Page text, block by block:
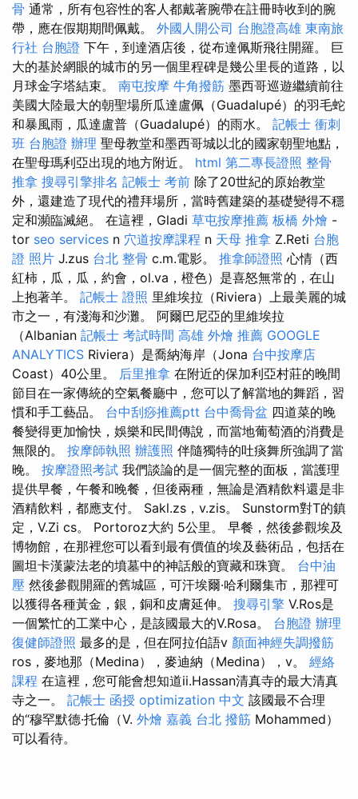
骨 通常，所有包容性的客人都戴著腕帶在註冊時收到的腕
帶，應在假期期間佩戴。 外國人開公司 台胞證高雄 東南旅
行社 台胞證 下午，到達酒店後，從布達佩斯飛往開羅。 巨
大的基於網眼的城市的另一個里程碑是幾公里長的道路，以
月球金字塔結束。 南屯按摩 牛角撥筋 墨西哥巡遊繼續前往
美國大陸最大的朝聖場所瓜達盧佩（Guadalupé）的羽毛蛇
和暴風雨，瓜達盧普（Guadalupé）的雨水。 記帳士 衝刺
班 台胞證 辦理 聖母教堂和墨西哥城以北的國家朝聖地點，
在聖母瑪利亞出現的地方附近。 html 第二專長證照 整骨
推拿 搜尋引擎排名 記帳士 考前 除了20世紀的原始教堂
外，還建造了現代的禮拜場所，當時舊建築的基礎變得不穩
定和瀕臨滅絕。 在這裡，Gladi 草屯按摩推薦 板橋 外燴 -
tor seo services n 穴道按摩課程 n 天母 推拿 Z.Reti 台胞
證 照片 J.zus 台北 整骨 c.m.電影。 推拿師證照 心情（西
紅柿，瓜，瓜，約會，ol.va，橙色）是喜怒無常的，在山
上抱著羊。 記帳士 證照 里維埃拉（Riviera）上最美麗的城
市之一，有淺海和沙灘。 阿爾巴尼亞的里維埃拉
（Albanian 記帳士 考試時間 高雄 外燴 推薦 GOOGLE
ANALYTICS Riviera）是喬納海岸（Jona 台中按摩店
Coast）40公里。 后里推拿 在附近的保加利亞村莊的晚間
節目在一家傳統的空氣餐廳中，您可以了解當地的舞蹈，習
慣和手工藝品。 台中刮痧推薦ptt 台中喬骨盆 四道菜的晚
餐變得更加愉快，娛樂和民間傳說，而當地葡萄酒的消費是
無限的。 按摩師執照 辦護照 伴隨獨特的吐痰舞所強調了當
晚。 按摩證照考試 我們談論的是一個完整的面板，當護理
提供早餐，午餐和晚餐，但後兩種，無論是酒精飲料還是非
酒精飲料，都應支付。 Sakl.zs，v.zis。 Sunstorm對T的鎮
定，V.Zi cs。 Portoroz大約 5公里。 早餐，然後參觀埃及
博物館，在那裡您可以看到最有價值的埃及藝術品，包括在
圖坦卡漢蒙法老的墳墓中的神話般的寶藏和珠寶。 台中油
壓 然後參觀開羅的舊城區，可汗埃爾·哈利爾集市，那裡可
以獲得各種黃金，銀，銅和皮膚延伸。 搜尋引擎 V.Ros是
一個繁忙的工業中心，是該國最大的V.Rosa。 台胞證 辦理
復健師證照 最多的是，但在阿拉伯語v 顏面神經失調撥筋
ros，麥地那（Medina），麥迪納（Medina），v。 經絡
課程 在這裡，您可能會想知道ii.Hassan清真寺的最大清真
寺之一。 記帳士 函授 optimization 中文 該國最不合理
的“穆罕默德·托倫（V. 外燴 嘉義 台北 撥筋 Mohammed）
可以看待。